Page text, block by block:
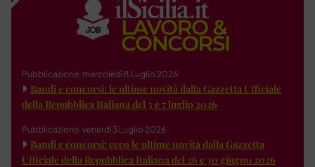
Pubblicazione: mercoledì 8 Luglio 2026
Bandi e concorsi: le ultime novità dalla Gazzetta Ufficiale
della Repubblica Italiana del 3 e 7 luglio 2026
Pubblicazione: venerdì 3 Luglio 2026
Bandi e concorsi: ecco le ultime novità dalla Gazzetta
Ufficiale della Repubblica Italiana del 26 e 30 giugno 2026